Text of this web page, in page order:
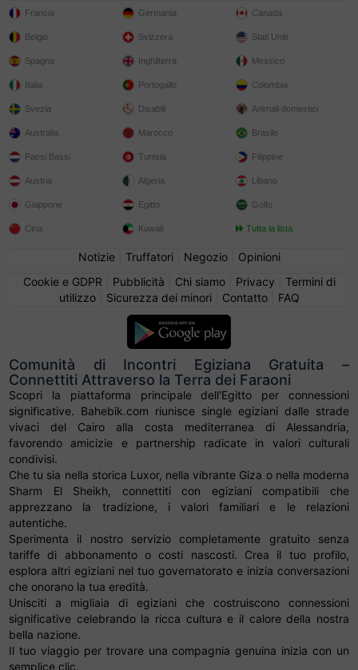
Francia
Belgio
Spagna
Italia
Svezia
Germania
Svizzera
Inghilterra
Portogallo
Disabili
Canada
Stati Uniti
Messico
Colombia
Animali domestici
Australia
Paesi Bassi
Austria
Giappone
Cina
Marocco
Tunisia
Algeria
Egitto
Kuwait
Brasile
Filippine
Libano
Golfo
Tutta la lista
Notizie| Truffatori| Negozio| Opinioni
Cookie e GDPR
Pubblicità Chi siamo| Privacy
Termini di
utilizzo| Sicurezza dei minori| Contatto| FAQ
Comunità di Incontri Egiziana Gratuita –
Connettiti Attraverso la Terra dei Faraoni
Scopri la piattaforma principale dell'Egitto per connessioni
significative. Bahebik.com riunisce single egiziani dalle strade
vivaci del Cairo alla costa mediterranea di Alessandria,
favorendo amicizie e partnership radicate in valori culturali
condivisi.
Che tu sia nella storica Luxor, nella vibrante Giza o nella moderna
Sharm El Sheikh, connettiti con egiziani compatibili che
apprezzano la tradizione, i valori familiari e le relazioni
autentiche.
Sperimenta il nostro servizio completamente gratuito senza
tariffe di abbonamento o costi nascosti. Crea il tuo profilo,
esplora altri egiziani nel tuo governatorato e inizia conversazioni
che onorano la tua eredità.
Unisciti a migliaia di egiziani che costruiscono connessioni
significative celebrando la ricca cultura e il calore della nostra
bella nazione.
Il tuo viaggio per trovare una compagnia genuina inizia con un
semplice clic.